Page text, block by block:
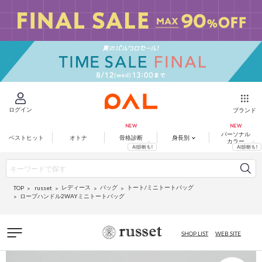
ログイン ブランド
ベストヒット オトナ 骨格診断 身長別
パーソナル
カラー
TOP russet レディース バッグ
トート/ミニトートバッグ
ロープハンドル2WAYミニトートバッグ
SHOP LIST WEB SITE